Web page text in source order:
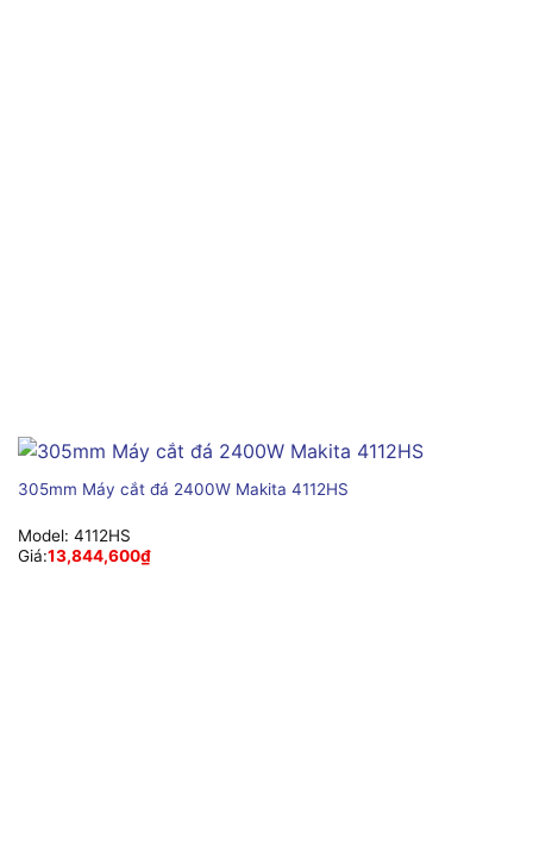
305mm Máy cắt đá 2400W Makita 4112HS
Model: 4112HS
Giá:13,844,600₫